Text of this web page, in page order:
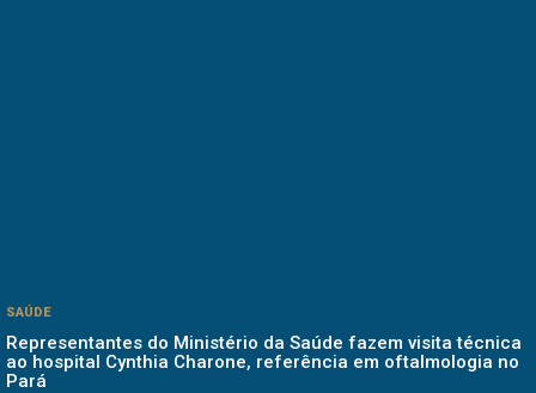
SAÚDE
Representantes do Ministério da Saúde fazem visita técnica
ao hospital Cynthia Charone, referência em oftalmologia no
Pará